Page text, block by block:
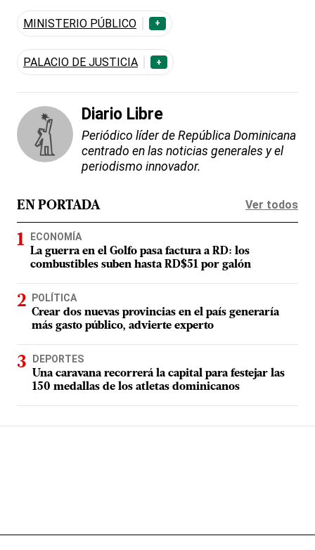
MINISTERIO PÚBLICO +
PALACIO DE JUSTICIA +
Diario Libre
Periódico líder de República Dominicana
centrado en las noticias generales y el
periodismo innovador.
EN PORTADA Ver todos
ECONOMÍA
La guerra en el Golfo pasa factura a RD: los
combustibles suben hasta RD$51 por galón
POLÍTICA
Crear dos nuevas provincias en el país generaría
más gasto público, advierte experto
DEPORTES
Una caravana recorrerá la capital para festejar las
150 medallas de los atletas dominicanos